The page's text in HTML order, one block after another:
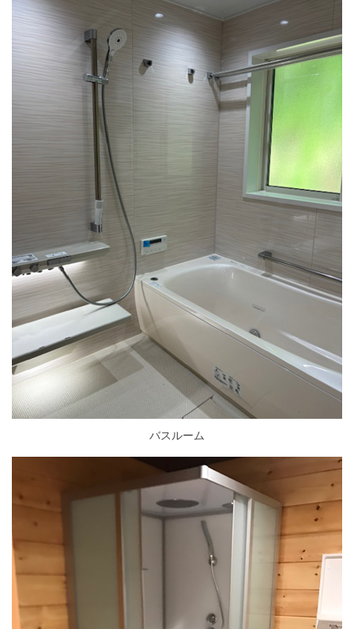
バスルーム